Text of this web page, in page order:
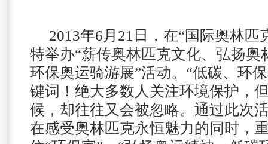
2013年6 月 21 日，在“国际奥林匹
特举办“薪传奥林匹克文化、弘扬
环保奥运骑游展”活动。“低碳、环
键词！绝大多数人关注环境保护，
候，却往往又会被忽略。通过此次
在感受奥林匹克永恒魅力的同时，